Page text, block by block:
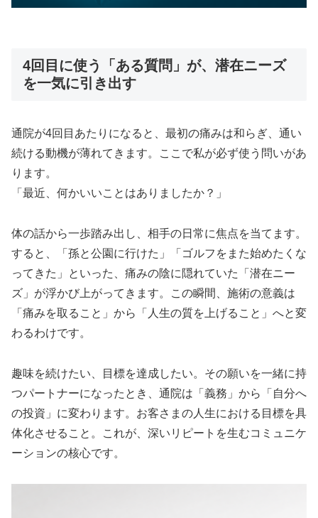
4回目に使う「ある質問」が、潜在ニーズ
を一気に引き出す
通院が4回目あたりになると、最初の痛みは和らぎ、通い
続ける動機が薄れてきます。ここで私が必ず使う問いがあ
ります。
「最近、何かいいことはありましたか？」
体の話から一歩踏み出し、相手の日常に焦点を当てます。
すると、「孫と公園に行けた」「ゴルフをまた始めたくな
ってきた」といった、痛みの陰に隠れていた「潜在ニー
ズ」が浮かび上がってきます。この瞬間、施術の意義は
「痛みを取ること」から「人生の質を上げること」へと変
わるわけです。
趣味を続けたい、目標を達成したい。その願いを一緒に持
つパートナーになったとき、通院は「義務」から「自分へ
の投資」に変わります。お客さまの人生における目標を具
体化させること。これが、深いリピートを生むコミュニケ
ーションの核心です。